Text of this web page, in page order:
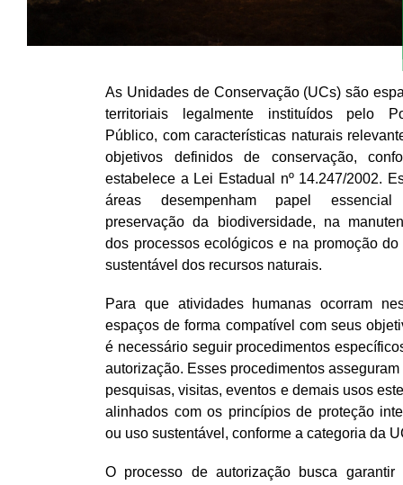
As Unidades de Conservação (UCs) são
territoriais legalmente instituídos pelo
Público, com características naturais
objetivos definidos de conservação,
estabelece a Lei Estadual nº 14.247/2002.
áreas desempenham papel
preservação da biodiversidade, na
dos processos ecológicos e na promoção do
sustentável dos recursos naturais.
Para que atividades humanas ocorram
espaços de forma compatível com seus
é necessário seguir procedimentos
autorização. Esses procedimentos asseguram
pesquisas, visitas, eventos e demais usos
alinhados com os princípios de proteção
ou uso sustentável, conforme a categoria da
O processo de autorização busca garantir